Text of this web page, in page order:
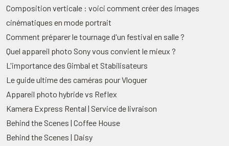
Composition verticale : voici comment créer des images
cinématiques en mode portrait
Comment préparer le tournage d'un festival en salle ?
Quel appareil photo Sony vous convient le mieux ?
L'importance des Gimbal et Stabilisateurs
Le guide ultime des caméras pour Vloguer
Appareil photo hybride vs Reflex
Kamera Express Rental | Service de livraison
Behind the Scenes | Coffee House
Behind the Scenes | Daisy